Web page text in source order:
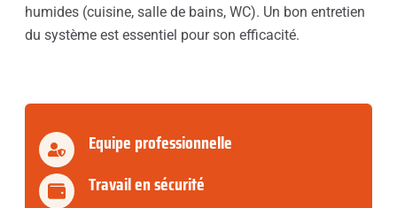
humides (cuisine, salle de bains, WC). Un bon entretien
du système est essentiel pour son efficacité.
Equipe professionnelle
Travail en sécurité